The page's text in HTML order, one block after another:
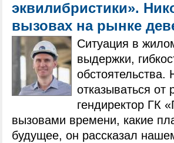
эквилибристики».
вызовах на рынке
Ситуация в
выдержки,
обстоятельства.
отказываться от
гендиректор ГК
вызовами времени, какие
будущее, он рассказал